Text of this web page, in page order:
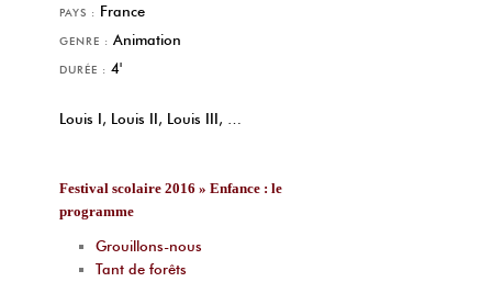
PAYS : France
GENRE : Animation
DURÉE : 4'
Louis I, Louis II, Louis III, …
Festival scolaire 2016 » Enfance : le
programme
Grouillons-nous
Tant de forêts